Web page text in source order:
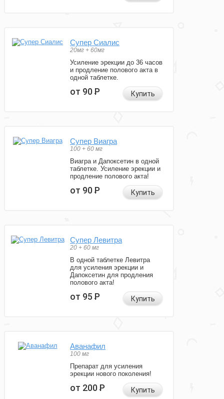
Супер Сиалис
20мг + 60мг
Усиление эрекции до 36 часов
и продление полового акта в
одной таблетке.
от 90Р Купить
Супер Виагра
100 + 60 мг
Виагра и Дапоксетин в одной
таблетке. Усиление эрекции и
продление полового акта!
от 90Р Купить
Супер Левитра
20 + 60 мг
В одной таблетке Левитра
для усиления эрекции и
Дапоксетин для продления
полового акта!
от 95Р Купить
Аванафил
100 мг
Препарат для усиления
эрекции нового поколения!
от 200Р Купить